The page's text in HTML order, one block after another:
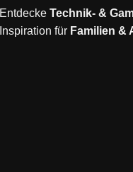
Entdecke Technik- &
Inspiration für Familien &